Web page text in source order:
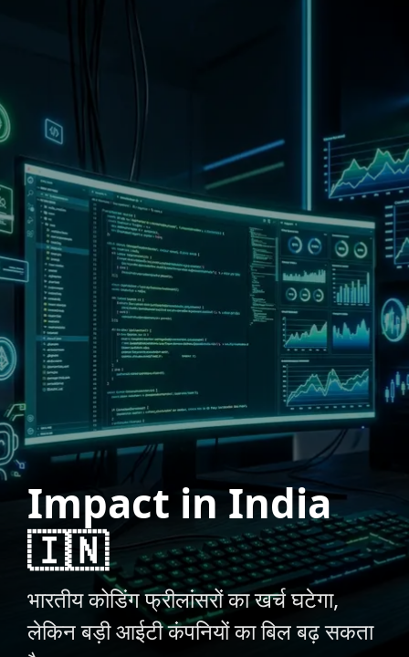
Impact in India
🇮🇳
भारतीय कोडिंग फ्रीलांसरों का खर्च घटेगा,
लेकिन बड़ी आईटी कंपनियों का बिल बढ़ सकता